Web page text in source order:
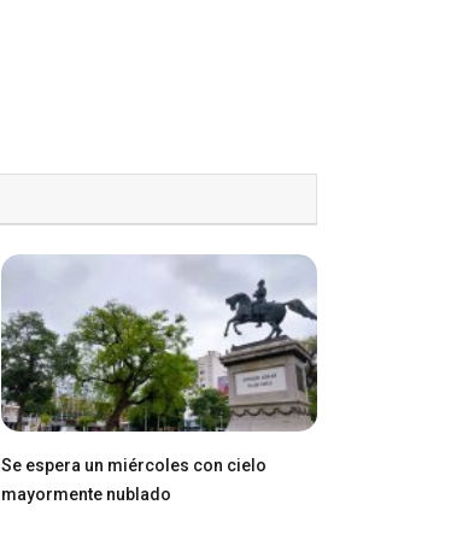
Se espera un miércoles con cielo
mayormente nublado